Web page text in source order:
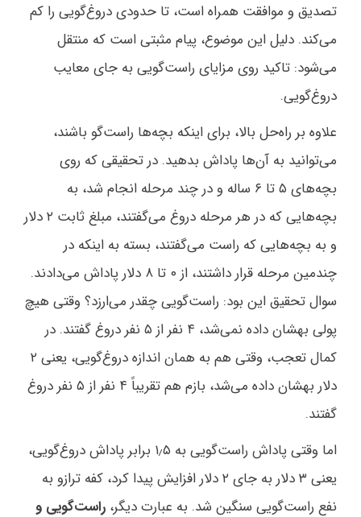
تصدیق و موافقت همراه است، تا حدودی دروغ‌گویی را کم
می‌کند. دلیل این موضوع، پیام مثبتی است که منتقل
می‌شود: تاکید روی مزایای راست‌گویی به جای معایب
دروغ‌گویی.
علاوه بر راه‌حل بالا، برای اینکه بچه‌ها راست‌‌گو باشند،
می‌توانید به آن‌ها پاداش بدهید. در تحقیقی که روی
بچه‌های ۵ تا ۶ ساله و در چند مرحله انجام شد، به
بچه‌هایی که در هر مرحله دروغ می‌گفتند، مبلغ ثابت ۲ دلار
و به بچه‌هایی که راست می‌گفتند، بسته به اینکه در
چندمین مرحله قرار داشتند، از ۰ تا ۸ دلار پاداش می‌دادند.
سوال تحقیق این بود: راست‌گویی چقدر می‌ارزد؟ وقتی هیچ
پولی بهشان داده نمی‌شد، ۴ نفر از ۵ نفر دروغ گفتند. در
کمال تعجب، وقتی هم به همان اندازه دروغ‌گویی، یعنی ۲
دلار بهشان داده می‌شد، بازم هم تقریباً ۴ نفر از ۵ نفر دروغ
گفتند.
اما وقتی پاداش راست‌گویی به ۱٫۵ برابر پاداش دروغ‌گویی،
یعنی ۳ دلار به جای ۲ دلار افزایش پیدا کرد، کفه ترازو به
نفع راست‌گویی سنگین شد. به عبارت دیگر، راست‌گویی و